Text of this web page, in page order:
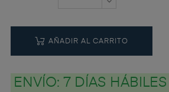
AÑADIR AL CARRITO
ENVÍO: 7 DÍAS HÁBILES